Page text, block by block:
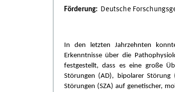
Förderung: Deutsche
In den letzten Jahrzehnten
Erkenntnisse über die
festgestellt, dass es eine große
Störungen (AD), bipolarer Störung
Störungen (SZA) auf genetischer,